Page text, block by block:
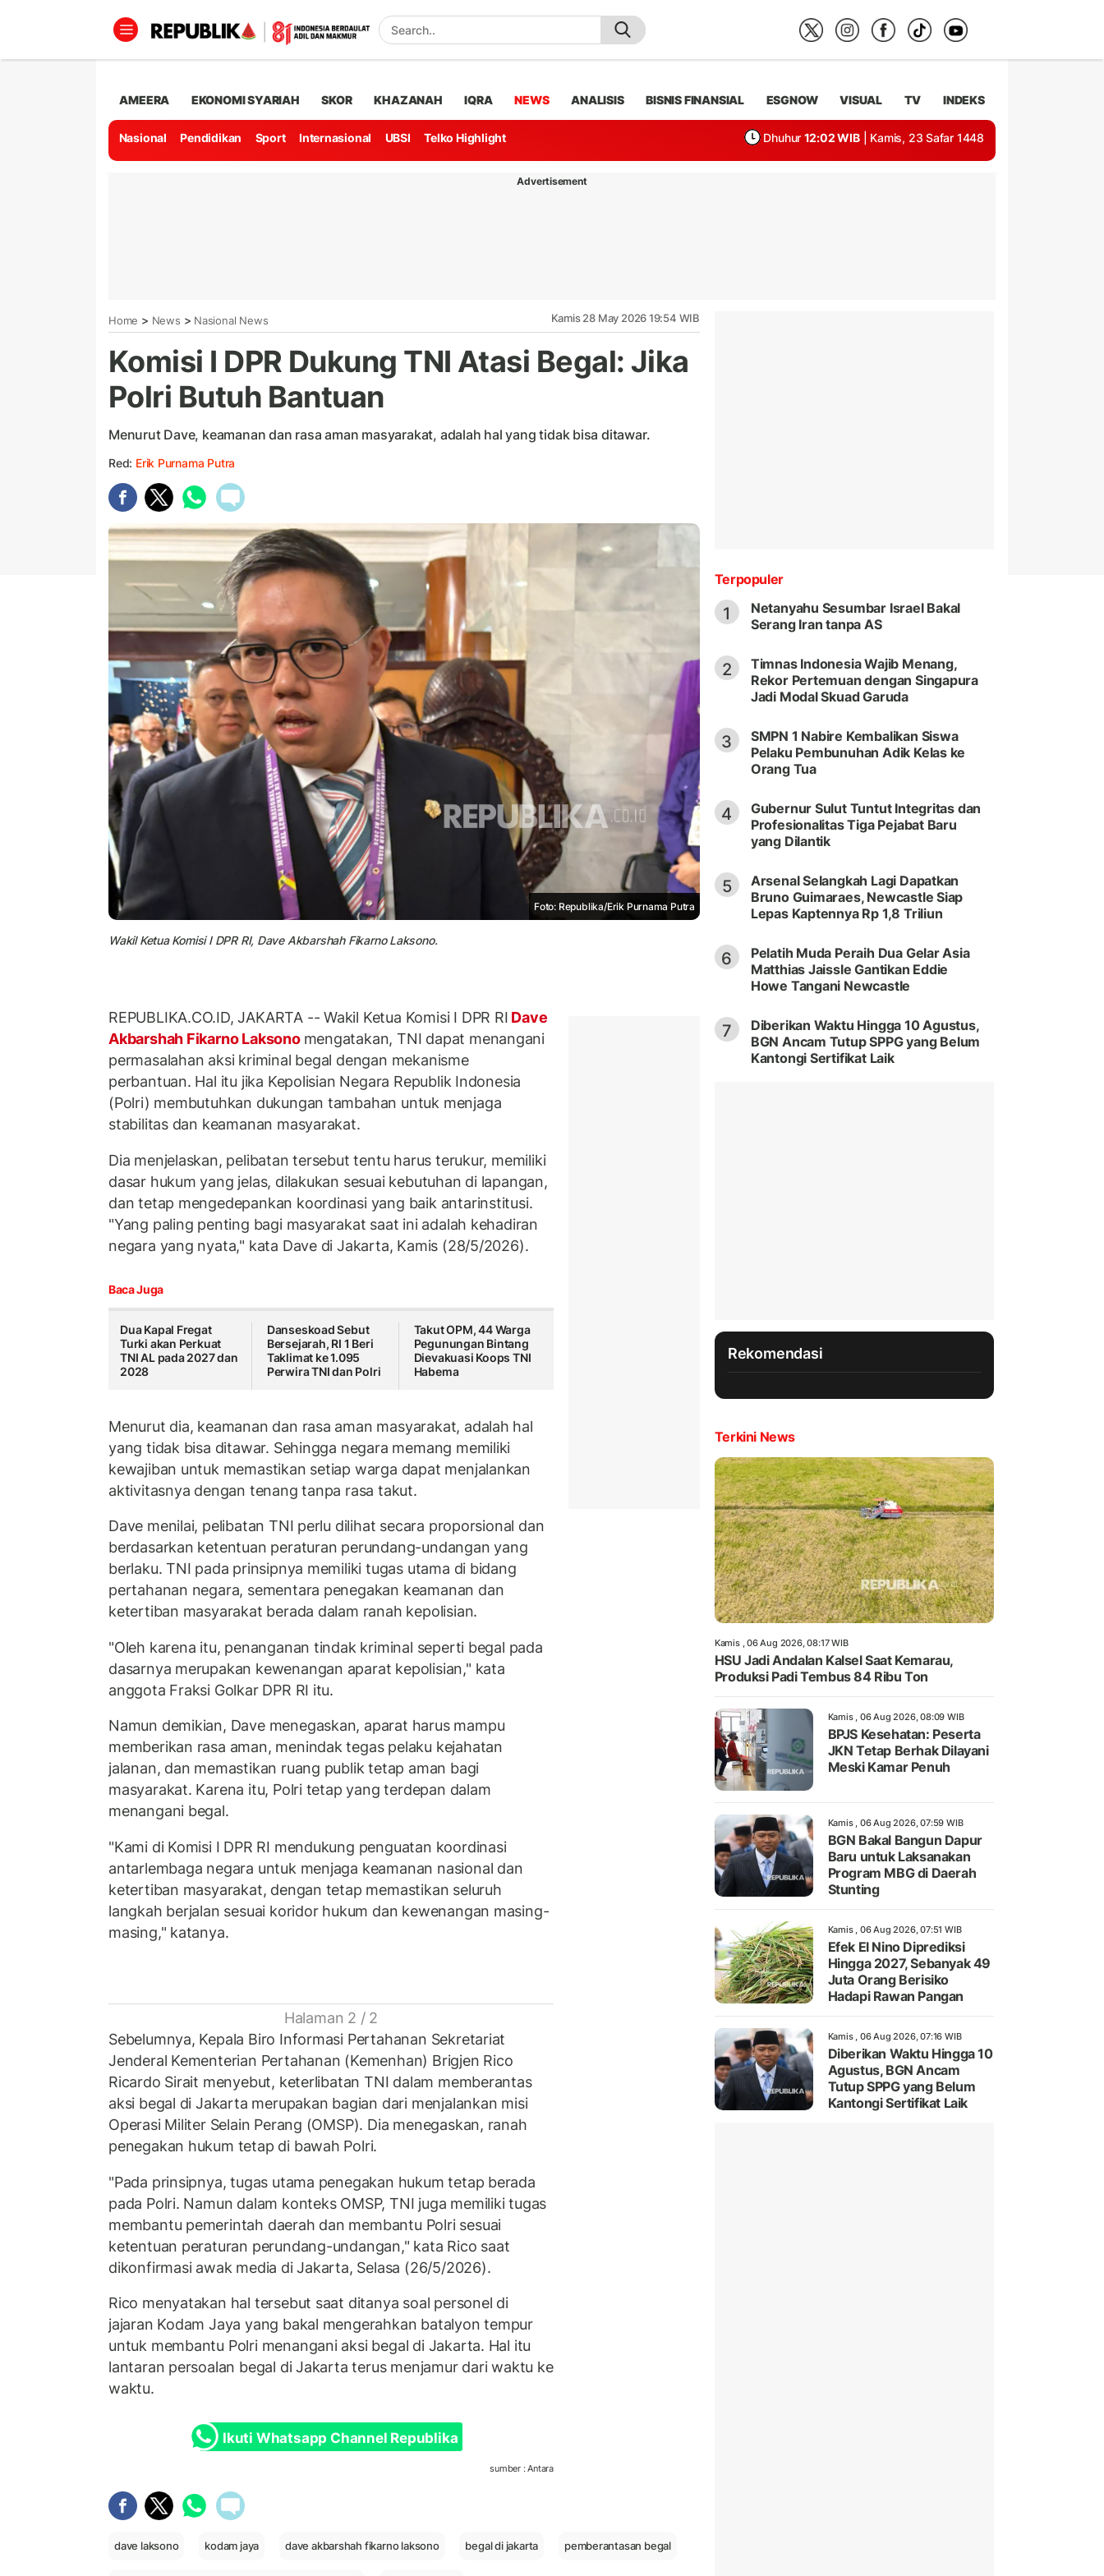
AMEERA EKONOMI SYARIAH SKOR KHAZANAH IQRA NEWS ANALISIS BISNIS FINANSIAL ESGNOW VISUAL TV INDEKS
Nasional Pendidikan Sport Internasional UBSI Telko Highlight Dhuhur 12:02 WIB | Kamis, 23 Safar 1448
Advertisement
Home > News > Nasional News Kamis 28 May 2026 19:54 WIB
Komisi I DPR Dukung TNI Atasi Begal: Jika
Polri Butuh Bantuan
Menurut Dave, keamanan dan rasa aman masyarakat, adalah hal yang tidak bisa ditawar.
Red: Erik Purnama Putra
Foto: Republika/Erik Purnama Putra
Wakil Ketua Komisi I DPR RI, Dave Akbarshah Fikarno Laksono.
REPUBLIKA.CO.ID, JAKARTA -- Wakil Ketua Komisi I DPR RI Dave
Akbarshah Fikarno Laksono mengatakan, TNI dapat menangani
permasalahan aksi kriminal begal dengan mekanisme
perbantuan. Hal itu jika Kepolisian Negara Republik Indonesia
(Polri) membutuhkan dukungan tambahan untuk menjaga
stabilitas dan keamanan masyarakat.
Dia menjelaskan, pelibatan tersebut tentu harus terukur, memiliki
dasar hukum yang jelas, dilakukan sesuai kebutuhan di lapangan,
dan tetap mengedepankan koordinasi yang baik antarinstitusi.
"Yang paling penting bagi masyarakat saat ini adalah kehadiran
negara yang nyata," kata Dave di Jakarta, Kamis (28/5/2026).
Baca Juga
Dua Kapal Fregat
Turki akan Perkuat
TNI AL pada 2027 dan
2028
Danseskoad Sebut
Bersejarah, RI 1 Beri
Taklimat ke 1.095
Perwira TNI dan Polri
Takut OPM, 44 Warga
Pegunungan Bintang
Dievakuasi Koops TNI
Habema
Menurut dia, keamanan dan rasa aman masyarakat, adalah hal
yang tidak bisa ditawar. Sehingga negara memang memiliki
kewajiban untuk memastikan setiap warga dapat menjalankan
aktivitasnya dengan tenang tanpa rasa takut.
Dave menilai, pelibatan TNI perlu dilihat secara proporsional dan
berdasarkan ketentuan peraturan perundang-undangan yang
berlaku. TNI pada prinsipnya memiliki tugas utama di bidang
pertahanan negara, sementara penegakan keamanan dan
ketertiban masyarakat berada dalam ranah kepolisian.
"Oleh karena itu, penanganan tindak kriminal seperti begal pada
dasarnya merupakan kewenangan aparat kepolisian," kata
anggota Fraksi Golkar DPR RI itu.
Namun demikian, Dave menegaskan, aparat harus mampu
memberikan rasa aman, menindak tegas pelaku kejahatan
jalanan, dan memastikan ruang publik tetap aman bagi
masyarakat. Karena itu, Polri tetap yang terdepan dalam
menangani begal.
"Kami di Komisi I DPR RI mendukung penguatan koordinasi
antarlembaga negara untuk menjaga keamanan nasional dan
ketertiban masyarakat, dengan tetap memastikan seluruh
langkah berjalan sesuai koridor hukum dan kewenangan masing-
masing," katanya.
Halaman 2 / 2
Sebelumnya, Kepala Biro Informasi Pertahanan Sekretariat
Jenderal Kementerian Pertahanan (Kemenhan) Brigjen Rico
Ricardo Sirait menyebut, keterlibatan TNI dalam memberantas
aksi begal di Jakarta merupakan bagian dari menjalankan misi
Operasi Militer Selain Perang (OMSP). Dia menegaskan, ranah
penegakan hukum tetap di bawah Polri.
"Pada prinsipnya, tugas utama penegakan hukum tetap berada
pada Polri. Namun dalam konteks OMSP, TNI juga memiliki tugas
membantu pemerintah daerah dan membantu Polri sesuai
ketentuan peraturan perundang-undangan," kata Rico saat
dikonfirmasi awak media di Jakarta, Selasa (26/5/2026).
Rico menyatakan hal tersebut saat ditanya soal personel di
jajaran Kodam Jaya yang bakal mengerahkan batalyon tempur
untuk membantu Polri menangani aksi begal di Jakarta. Hal itu
lantaran persoalan begal di Jakarta terus menjamur dari waktu ke
waktu.
Ikuti Whatsapp Channel Republika
sumber : Antara
dave laksono kodam jaya dave akbarshah fikarno laksono begal di jakarta pemberantasan begal
Terpopuler
1
Netanyahu Sesumbar Israel Bakal
Serang Iran tanpa AS
2
Timnas Indonesia Wajib Menang,
Rekor Pertemuan dengan Singapura
Jadi Modal Skuad Garuda
3
SMPN 1 Nabire Kembalikan Siswa
Pelaku Pembunuhan Adik Kelas ke
Orang Tua
4
Gubernur Sulut Tuntut Integritas dan
Profesionalitas Tiga Pejabat Baru
yang Dilantik
5
Arsenal Selangkah Lagi Dapatkan
Bruno Guimaraes, Newcastle Siap
Lepas Kaptennya Rp 1,8 Triliun
6
Pelatih Muda Peraih Dua Gelar Asia
Matthias Jaissle Gantikan Eddie
Howe Tangani Newcastle
7
Diberikan Waktu Hingga 10 Agustus,
BGN Ancam Tutup SPPG yang Belum
Kantongi Sertifikat Laik
Rekomendasi
Terkini News
Kamis , 06 Aug 2026, 08:17 WIB
HSU Jadi Andalan Kalsel Saat Kemarau,
Produksi Padi Tembus 84 Ribu Ton
Kamis , 06 Aug 2026, 08:09 WIB
BPJS Kesehatan: Peserta
JKN Tetap Berhak Dilayani
Meski Kamar Penuh
Kamis , 06 Aug 2026, 07:59 WIB
BGN Bakal Bangun Dapur
Baru untuk Laksanakan
Program MBG di Daerah
Stunting
Kamis , 06 Aug 2026, 07:51 WIB
Efek El Nino Diprediksi
Hingga 2027, Sebanyak 49
Juta Orang Berisiko
Hadapi Rawan Pangan
Kamis , 06 Aug 2026, 07:16 WIB
Diberikan Waktu Hingga 10
Agustus, BGN Ancam
Tutup SPPG yang Belum
Kantongi Sertifikat Laik